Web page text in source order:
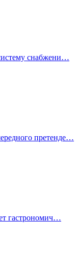
снабжени…
претенде…
гастрономич…